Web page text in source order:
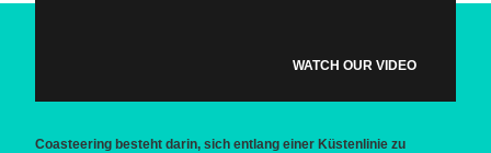
WATCH OUR VIDEO
Coasteering besteht darin, sich entlang einer Küstenlinie zu